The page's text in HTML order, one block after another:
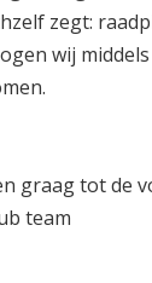
zegt:
wij
graag tot de
team